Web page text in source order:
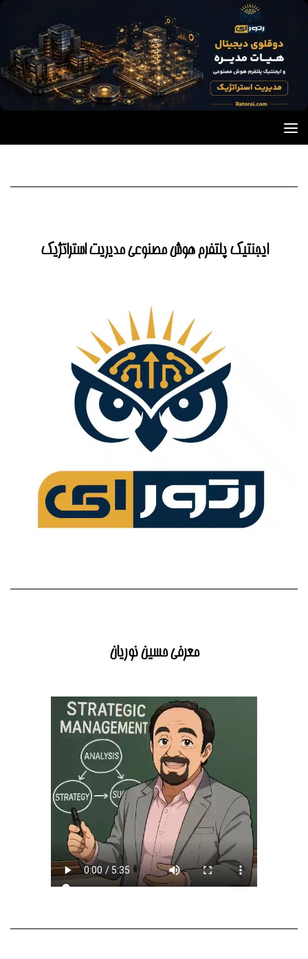
Skip to content
ایجنتیک پلتفرم هوش مصنوعی مدیریت استراتژیک
معرفی حسین نوریان